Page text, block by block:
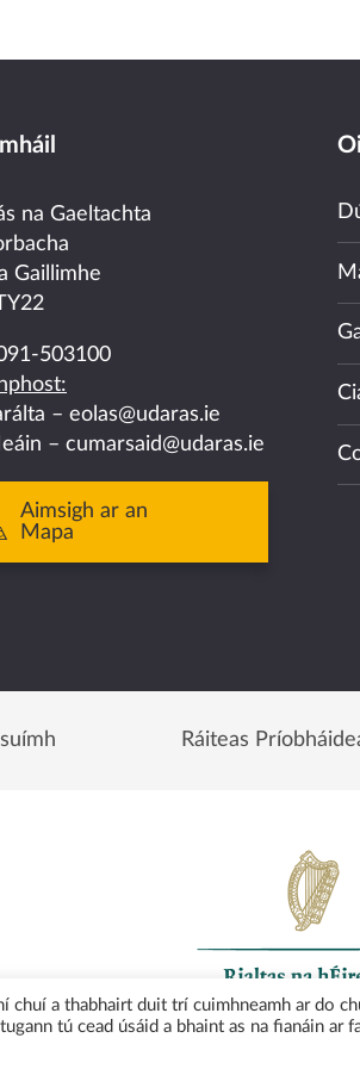
na Gaeltachta
Gaillimhe
503100
– eolas@udaras.ie
– cumarsaid@udaras.ie
Aimsigh ar an
Mapa
Ráiteas
chuí a thabhairt duit trí cuimhneamh ar do
tú cead úsáid a bhaint as na fianáin